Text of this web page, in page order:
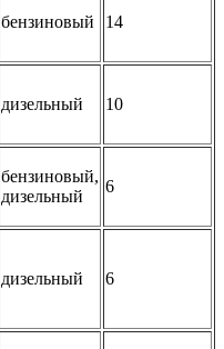
бензиновый 14
дизельный 10
бензиновый,
дизельный
6
дизельный 6